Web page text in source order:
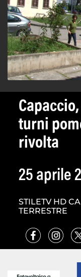
turni
rivolta
25 aprile
STILETV HD
TERRESTRE